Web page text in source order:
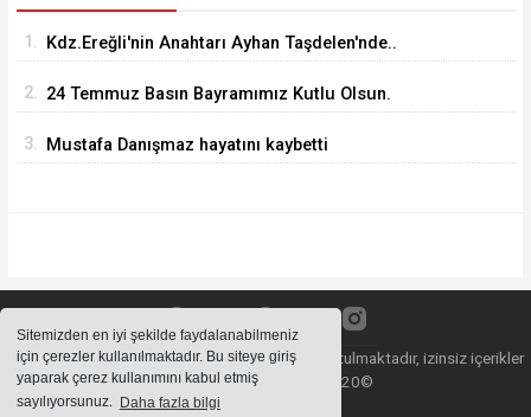
Sitemizden en iyi şekilde faydalanabilmeniz
için çerezler kullanılmaktadır. Bu siteye giriş
yaparak çerez kullanımını kabul etmiş
sayılıyorsunuz. Daha fazla bilgi
1. Kdz.Ereğli'nin Anahtarı Ayhan Taşdelen'nde..
2. 24 Temmuz Basın Bayramımız Kutlu Olsun.
3. Mustafa Danışmaz hayatını kaybetti
Sitemizde bulunan içeriklerin tüm hakları saklı tutulmaktadır, izinsiz içerikler
kullanılamaz. Copyright 2020©